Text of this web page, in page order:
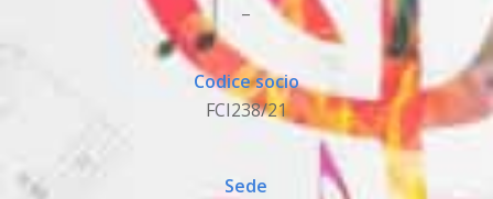
Codice socio
FCI238/21
Sede